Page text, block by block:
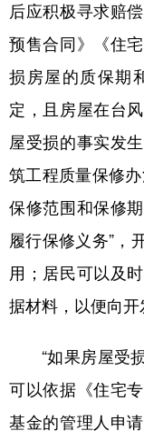
后应积极寻求赔
预售合同》《住
损房屋的质保期
定，且房屋在台
屋受损的事实发
筑工程质量保修
保修范围和保修
履行保修义务”，
用；居民可以及
据材料，以便向开
“如果房屋受损
可以依据《住宅
基金的管理人申